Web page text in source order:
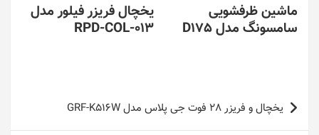
ماشین ظرفشویی
سامسونگ مدل D175
یخچال فریزر فیلور مدل
RPD-COL-013
راهبری
نوشته
یخچال و فریزر 28 فوت جی پلاس مدل GRF-K516W